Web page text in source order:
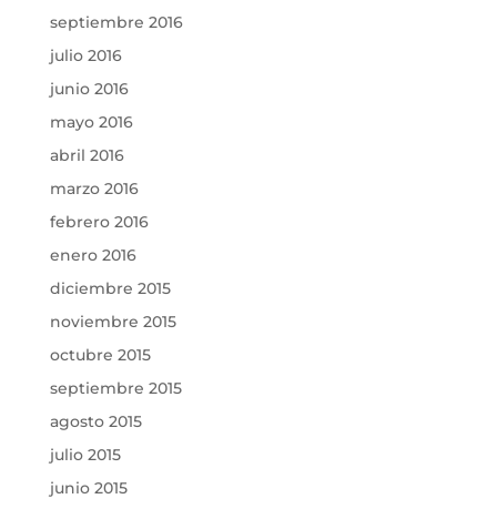
septiembre 2016
julio 2016
junio 2016
mayo 2016
abril 2016
marzo 2016
febrero 2016
enero 2016
diciembre 2015
noviembre 2015
octubre 2015
septiembre 2015
agosto 2015
julio 2015
junio 2015